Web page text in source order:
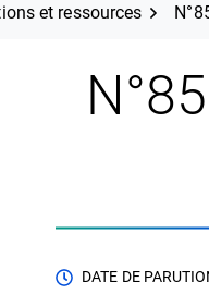
et ressources
DATE DE